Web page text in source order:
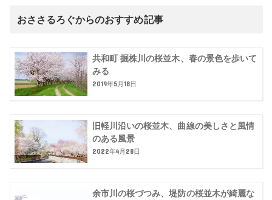
おささるろぐからのおすすめ記事
共和町 掘株川の桜並木、春の景色を歩いて
みる
2019年5月18日
旧軽川沿いの桜並木、曲線の美しさと風情
のある風景
2022年4月28日
余市川の桜づつみ、堤防の桜並木が綺麗な